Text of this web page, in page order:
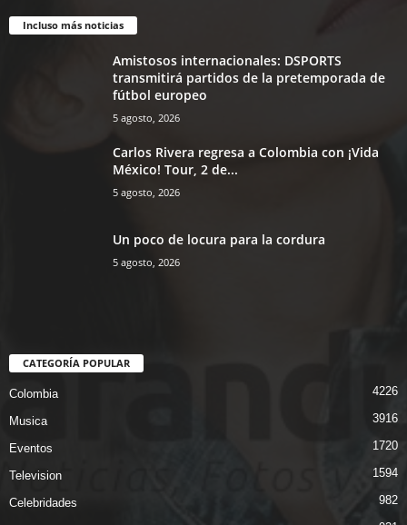
Incluso más noticias
Amistosos internacionales: DSPORTS
transmitirá partidos de la pretemporada de
fútbol europeo
5 agosto, 2026
Carlos Rivera regresa a Colombia con ¡Vida
México! Tour, 2 de...
5 agosto, 2026
Un poco de locura para la cordura
5 agosto, 2026
CATEGORÍA POPULAR
Colombia 4226
Musica 3916
Eventos 1720
Television 1594
Celebridades 982